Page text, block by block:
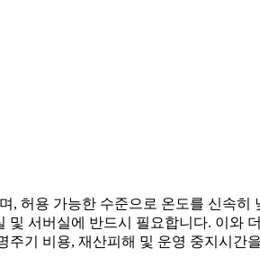
, 허용 가능한 수준으로 온도를 신속
서버실에 반드시 필요합니다. 이와
기 비용, 재산피해 및 운영 중지시간